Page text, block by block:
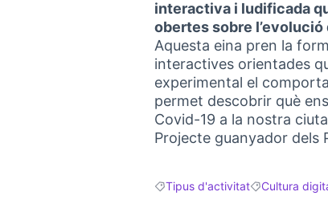
interactiva i ludificada
obertes sobre
Aquesta eina pren la
interactives orientades
experimental el
permet descobrir què
Covid-19 a la nostra
Projecte guanyador dels
Resultats en filtrar per: Tipus
Tipus d'activitatResultats en
Cultura